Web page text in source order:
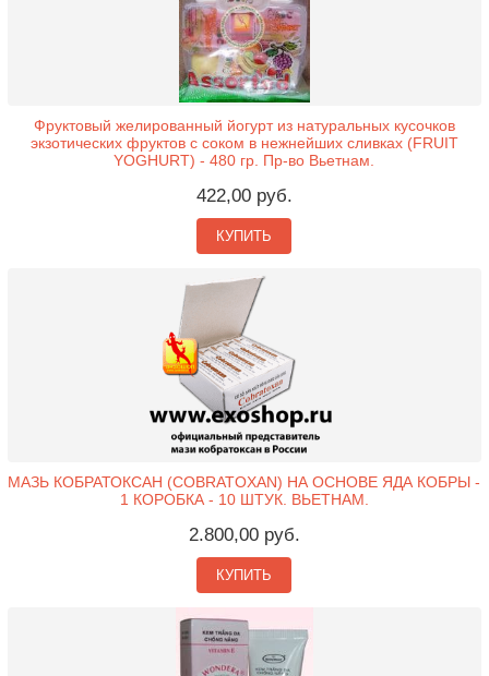
Фруктовый желированный йогурт из натуральных кусочков
экзотических фруктов с соком в нежнейших сливках (FRUIT
YOGHURT) - 480 гр. Пр-во Вьетнам.
422,00 руб.
КУПИТЬ
МАЗЬ КОБРАТОКСАН (COBRATOXAN) НА ОСНОВЕ ЯДА КОБРЫ -
1 КОРОБКА - 10 ШТУК. ВЬЕТНАМ.
2.800,00 руб.
КУПИТЬ